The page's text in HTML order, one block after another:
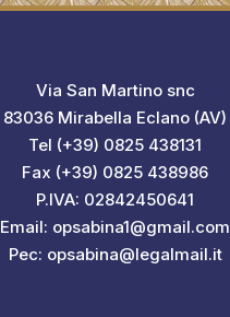
Via San Martino snc
83036 Mirabella Eclano (AV)
Tel (+39) 0825 438131
Fax (+39) 0825 438986
P.IVA: 02842450641
Email: opsabina1@gmail.com
Pec: opsabina@legalmail.it